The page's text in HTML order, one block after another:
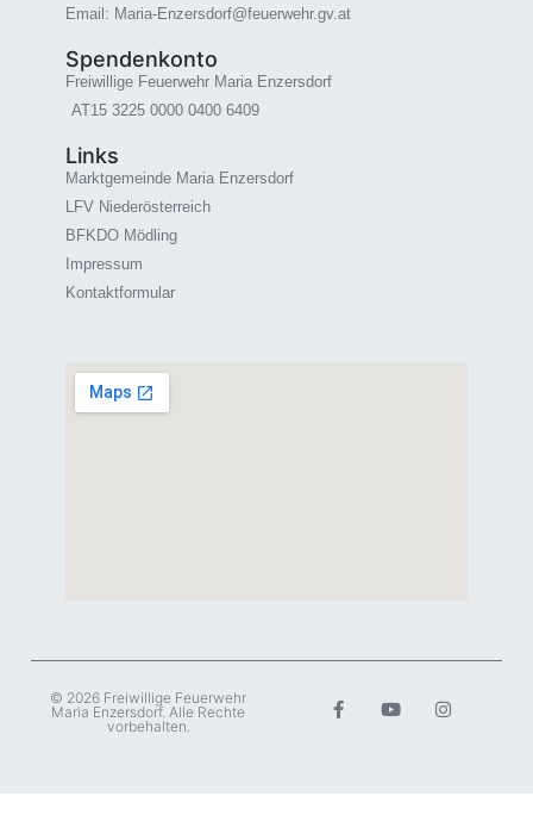
Email: Maria-Enzersdorf@feuerwehr.gv.at
Spendenkonto
Freiwillige Feuerwehr Maria Enzersdorf
AT15 3225 0000 0400 6409
Links
Marktgemeinde Maria Enzersdorf
LFV Niederösterreich
BFKDO Mödling
Impressum
Kontaktformular
© 2026 Freiwillige Feuerwehr
Maria Enzersdorf. Alle Rechte
vorbehalten.